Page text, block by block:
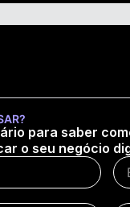
para saber
o seu negócio